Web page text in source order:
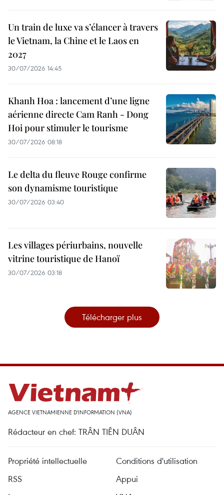
Un train de luxe va s’élancer à travers
le Vietnam, la Chine et le Laos en
2027
30/07/2026 14:45
Khanh Hoa : lancement d’une ligne
aérienne directe Cam Ranh - Dong
Hoi pour stimuler le tourisme
30/07/2026 08:18
Le delta du fleuve Rouge confirme
son dynamisme touristique
30/07/2026 03:40
Les villages périurbains, nouvelle
vitrine touristique de Hanoï
30/07/2026 03:18
Télécharger plus
AGENCE VIETNAMIENNE D'INFORMATION (VNA)
Rédacteur en chef: TRÂN TIÊN DUÂN
Propriété intellectuelle
Conditions d'utilisation
RSS
Appui